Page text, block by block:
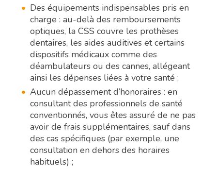
Des équipements indispensables pris en
charge : au-delà des remboursements
optiques, la CSS couvre les prothèses
dentaires, les aides auditives et certains
dispositifs médicaux comme des
déambulateurs ou des cannes, allégeant
ainsi les dépenses liées à votre santé ;
Aucun dépassement d’honoraires : en
consultant des professionnels de santé
conventionnés, vous êtes assuré de ne pas
avoir de frais supplémentaires, sauf dans
des cas spécifiques (par exemple, une
consultation en dehors des horaires
habituels) ;